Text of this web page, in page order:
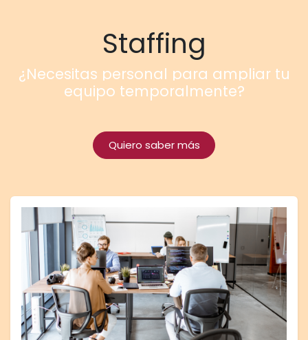
Staffing
¿Necesitas personal para ampliar tu
equipo temporalmente?
Quiero saber más